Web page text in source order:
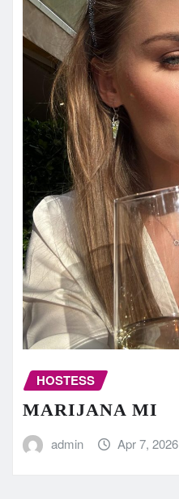
HOSTESS
MARIJANA MI
admin Apr 7, 2026